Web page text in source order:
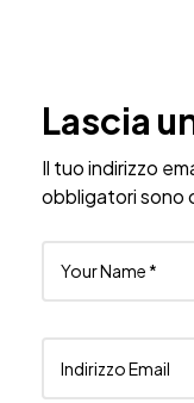
Lascia
Il tuo indirizzo
obbligatori sono